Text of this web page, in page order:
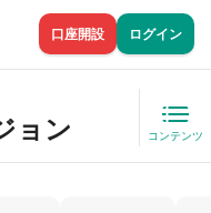
口座開設 ログイン
ョン コンテンツ